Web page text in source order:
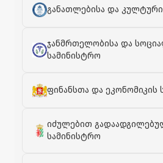
განათლებისა და
ჯანმრთელობისა და
სამინისტრო
ფინანსთა და ეკონომიკის
იძულებით
სამინისტრო